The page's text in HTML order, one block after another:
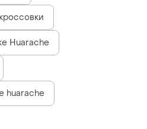
Huarache
huarache